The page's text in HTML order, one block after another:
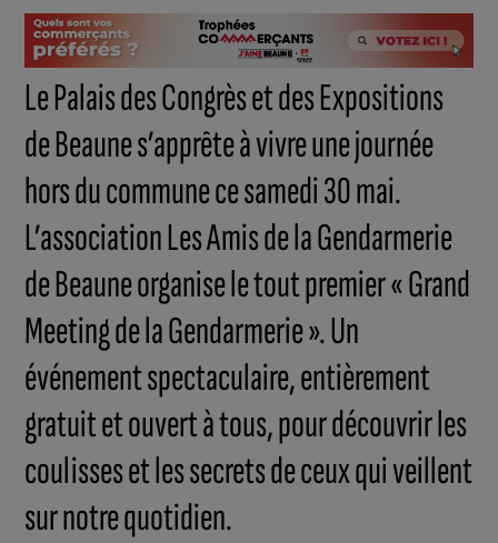
Le Palais des Congrès et des Expositions
de Beaune s’apprête à vivre une journée
hors du commune ce samedi 30 mai.
L’association Les Amis de la Gendarmerie
de Beaune organise le tout premier « Grand
Meeting de la Gendarmerie ». Un
événement spectaculaire, entièrement
gratuit et ouvert à tous, pour découvrir les
coulisses et les secrets de ceux qui veillent
sur notre quotidien.